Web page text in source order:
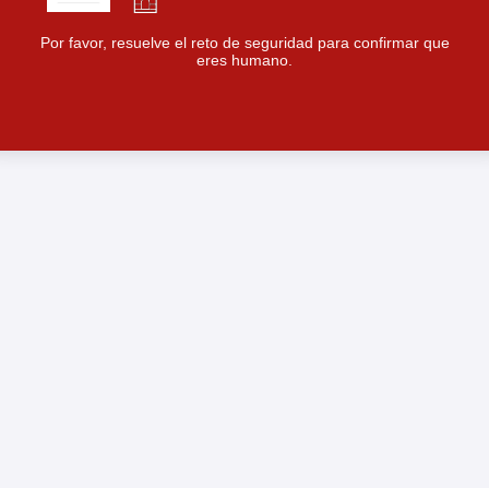
Por favor, resuelve el reto de seguridad para confirmar que
eres humano.